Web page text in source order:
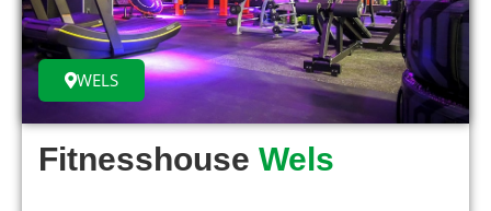
WELS
Fitnesshouse Wels